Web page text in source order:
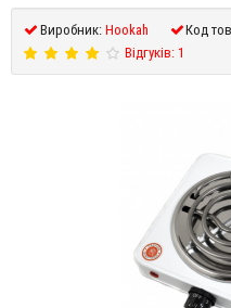
Виробник:Hookah Код
Відгуків: 1